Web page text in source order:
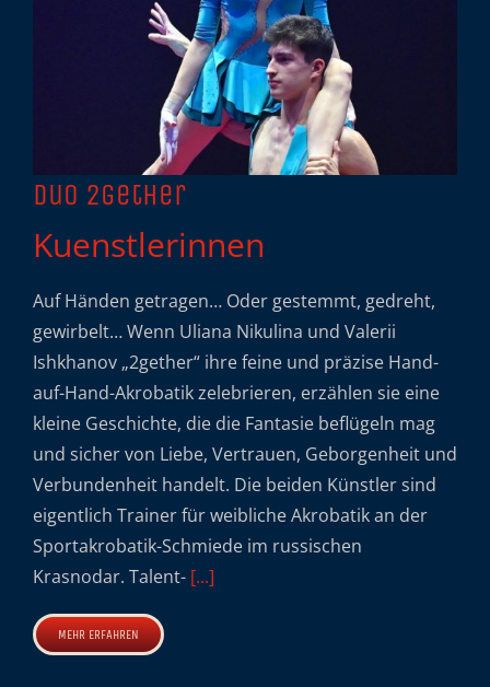
Duo 2gether
Kuenstlerinnen
Auf Händen getragen… Oder gestemmt, gedreht,
gewirbelt… Wenn Uliana Nikulina und Valerii
Ishkhanov „2gether“ ihre feine und präzise Hand-
auf-Hand-Akrobatik zelebrieren, erzählen sie eine
kleine Geschichte, die die Fantasie beflügeln mag
und sicher von Liebe, Vertrauen, Geborgenheit und
Verbundenheit handelt. Die beiden Künstler sind
eigentlich Trainer für weibliche Akrobatik an der
Sportakrobatik-Schmiede im russischen
Krasnodar. Talent- [...]
MEHR ERFAHREN